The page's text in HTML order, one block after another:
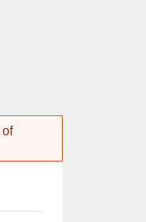
of